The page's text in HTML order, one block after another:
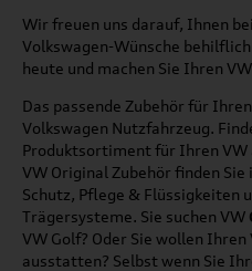
Wir freuen uns darauf, Ihnen
Volkswagen-Wünsche
heute und machen Sie Ihren
Das passende Zubehör für
Volkswagen Nutzfahrzeug.
Produktsortiment für Ihren VW
VW Original Zubehör finden
Schutz, Pflege & Flüssigkeiten
Trägersysteme. Sie suchen VW
VW Golf? Oder Sie wollen
ausstatten? Selbst wenn Sie